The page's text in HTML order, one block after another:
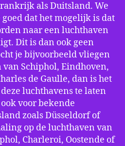
als Duitsland. We
dat het mogelijk is dat
naar een luchthaven
Dit is dan ook geen
je bijvoorbeeld vliegen
Schiphol, Eindhoven,
de Gaulle, dan is het
luchthavens te laten
voor bekende
zoals Düsseldorf of
op de luchthaven van
Charleroi, Oostende of